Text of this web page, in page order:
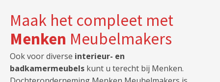
Maak het compleet met
Menken Meubelmakers
Ook voor diverse interieur- en
badkamermeubels kunt u terecht bij Menken.